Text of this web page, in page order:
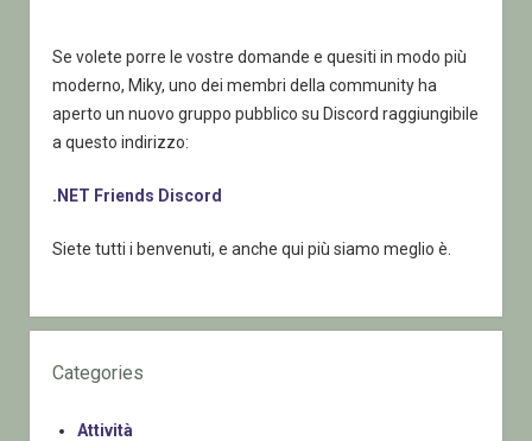
Se volete porre le vostre domande e quesiti in modo più
moderno, Miky, uno dei membri della community ha
aperto un nuovo gruppo pubblico su Discord raggiungibile
a questo indirizzo:
.NET Friends Discord
Siete tutti i benvenuti, e anche qui più siamo meglio è.
Categories
Attività